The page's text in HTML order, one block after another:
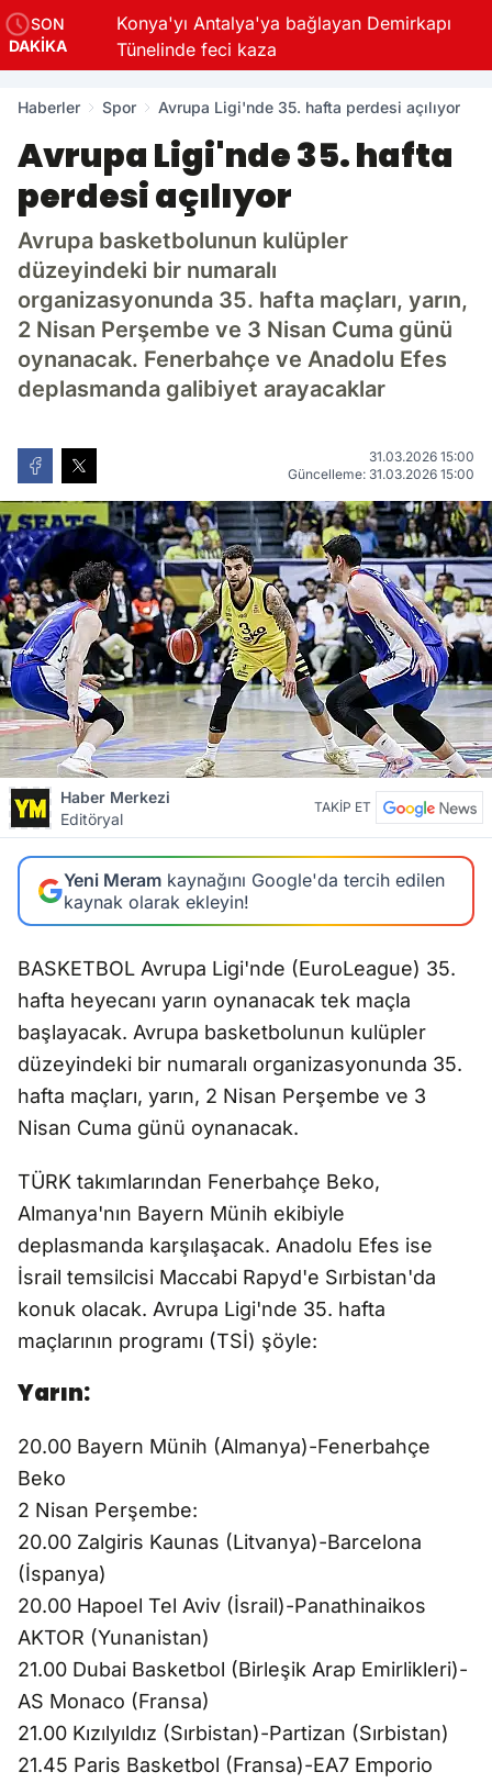
SON
DAKİKA
Konya'yı Antalya'ya bağlayan Demirkapı
Tünelinde feci kaza
Haberler Spor Avrupa Ligi'nde 35. hafta perdesi açılıyor
Avrupa Ligi'nde 35. hafta
perdesi açılıyor
Avrupa basketbolunun kulüpler
düzeyindeki bir numaralı
organizasyonunda 35. hafta maçları, yarın,
2 Nisan Perşembe ve 3 Nisan Cuma günü
oynanacak. Fenerbahçe ve Anadolu Efes
deplasmanda galibiyet arayacaklar
31.03.2026 15:00
Güncelleme: 31.03.2026 15:00
Haber Merkezi
Editöryal
TAKİP ET
Yeni Meram kaynağını Google'da tercih edilen
kaynak olarak ekleyin!
BASKETBOL Avrupa Ligi'nde (EuroLeague) 35.
hafta heyecanı yarın oynanacak tek maçla
başlayacak. Avrupa basketbolunun kulüpler
düzeyindeki bir numaralı organizasyonunda 35.
hafta maçları, yarın, 2 Nisan Perşembe ve 3
Nisan Cuma günü oynanacak.
TÜRK takımlarından Fenerbahçe Beko,
Almanya'nın Bayern Münih ekibiyle
deplasmanda karşılaşacak. Anadolu Efes ise
İsrail temsilcisi Maccabi Rapyd'e Sırbistan'da
konuk olacak. Avrupa Ligi'nde 35. hafta
maçlarının programı (TSİ) şöyle:
Yarın:
20.00 Bayern Münih (Almanya)-Fenerbahçe
Beko
2 Nisan Perşembe:
20.00 Zalgiris Kaunas (Litvanya)-Barcelona
(İspanya)
20.00 Hapoel Tel Aviv (İsrail)-Panathinaikos
AKTOR (Yunanistan)
21.00 Dubai Basketbol (Birleşik Arap Emirlikleri)-
AS Monaco (Fransa)
21.00 Kızılyıldız (Sırbistan)-Partizan (Sırbistan)
21.45 Paris Basketbol (Fransa)-EA7 Emporio